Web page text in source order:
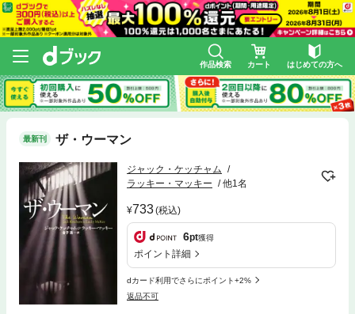
作品検索 カート はじめての方へ
最新刊 ザ・ウーマン
ジャック・ケッチャム
ラッキー・マッキー
他1名
733(税込)
6pt獲得
ポイント詳細
dカード利用でさらにポイント+2%
返品不可